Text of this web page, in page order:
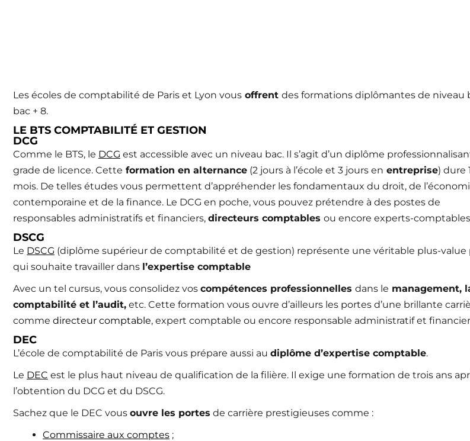
Les écoles de comptabilité de Paris et Lyon vous offrent des formations diplômantes de niveau
bac + 8.
LE BTS COMPTABILITÉ ET GESTION
DCG
Comme le BTS, le DCG est accessible avec un niveau bac. Il s’agit d’un diplôme
grade de licence. Cette formation en alternance (2 jours à l’école et 3 jours en entreprise) dure
mois. De telles études vous permettent d’appréhender les fondamentaux du droit, de
contemporaine et de la finance. Le DCG en poche, vous pouvez prétendre à des postes de
responsables administratifs et financiers, directeurs comptables ou encore experts-
DSCG
Le DSCG (diplôme supérieur de comptabilité et de gestion) représente une véritable plus-value
qui souhaite travailler dans l’expertise comptable
Avec un tel cursus, vous consolidez vos compétences professionnelles dans le management,
comptabilité et l’audit, etc. Cette formation vous ouvre d’ailleurs les portes d’une brillante
comme directeur comptable, expert comptable ou encore responsable administratif et
DEC
L’école de comptabilité de Paris vous prépare aussi au diplôme d’expertise comptable.
Le DEC est le plus haut niveau de qualification de la filière. Il exige une formation de trois ans
l’obtention du DCG et du DSCG.
Sachez que le DEC vous ouvre les portes de carrière prestigieuses comme :
Commissaire aux comptes ;